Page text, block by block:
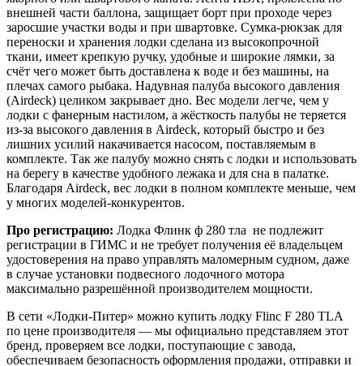
внешней части баллона, защищает борт при проходе через
заросшие участки воды и при швартовке. Сумка-рюкзак для
переноски и хранения лодки сделана из высокопрочной
ткани, имеет крепкую ручку, удобные и широкие лямки, за
счёт чего может быть доставлена к воде и без машины, на
плечах самого рыбака. Надувная палуба высокого давления
(Airdeck) целиком закрывает дно. Вес модели легче, чем у
лодки с фанерным настилом, а жёсткость палубы не теряется
из-за высокого давления в Airdeck, который быстро и без
лишних усилий накачивается насосом, поставляемым в
комплекте. Так же палубу можно снять с лодки и использовать
на берегу в качестве удобного лежака и для сна в палатке.
Благодаря Airdeck, вес лодки в полном комплекте меньше, чем
у многих моделей-конкурентов.
Про регистрацию: Лодка Флинк ф 280 тла не подлежит
регистрации в ГИМС и не требует получения её владельцем
удостоверения на право управлять маломерным судном, даже
в случае установки подвесного лодочного мотора
максимально разрешённой производителем мощности.
В сети «Лодки-Питер» можно купить лодку Flinc F 280 TLA
по цене производителя — мы официально представляем этот
бренд, проверяем все лодки, поступающие с завода,
обеспечиваем безопасность оформления продажи, отправки и